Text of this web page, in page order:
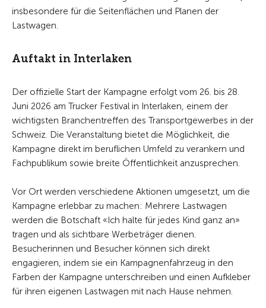
insbesondere für die Seitenflächen und Planen der
Lastwagen.
Auftakt in Interlaken
Der offizielle Start der Kampagne erfolgt vom 26. bis 28.
Juni 2026 am Trucker Festival in Interlaken, einem der
wichtigsten Branchentreffen des Transportgewerbes in der
Schweiz. Die Veranstaltung bietet die Möglichkeit, die
Kampagne direkt im beruflichen Umfeld zu verankern und
Fachpublikum sowie breite Öffentlichkeit anzusprechen.
Vor Ort werden verschiedene Aktionen umgesetzt, um die
Kampagne erlebbar zu machen: Mehrere Lastwagen
werden die Botschaft «Ich halte für jedes Kind ganz an»
tragen und als sichtbare Werbeträger dienen.
Besucherinnen und Besucher können sich direkt
engagieren, indem sie ein Kampagnenfahrzeug in den
Farben der Kampagne unterschreiben und einen Aufkleber
für ihren eigenen Lastwagen mit nach Hause nehmen.